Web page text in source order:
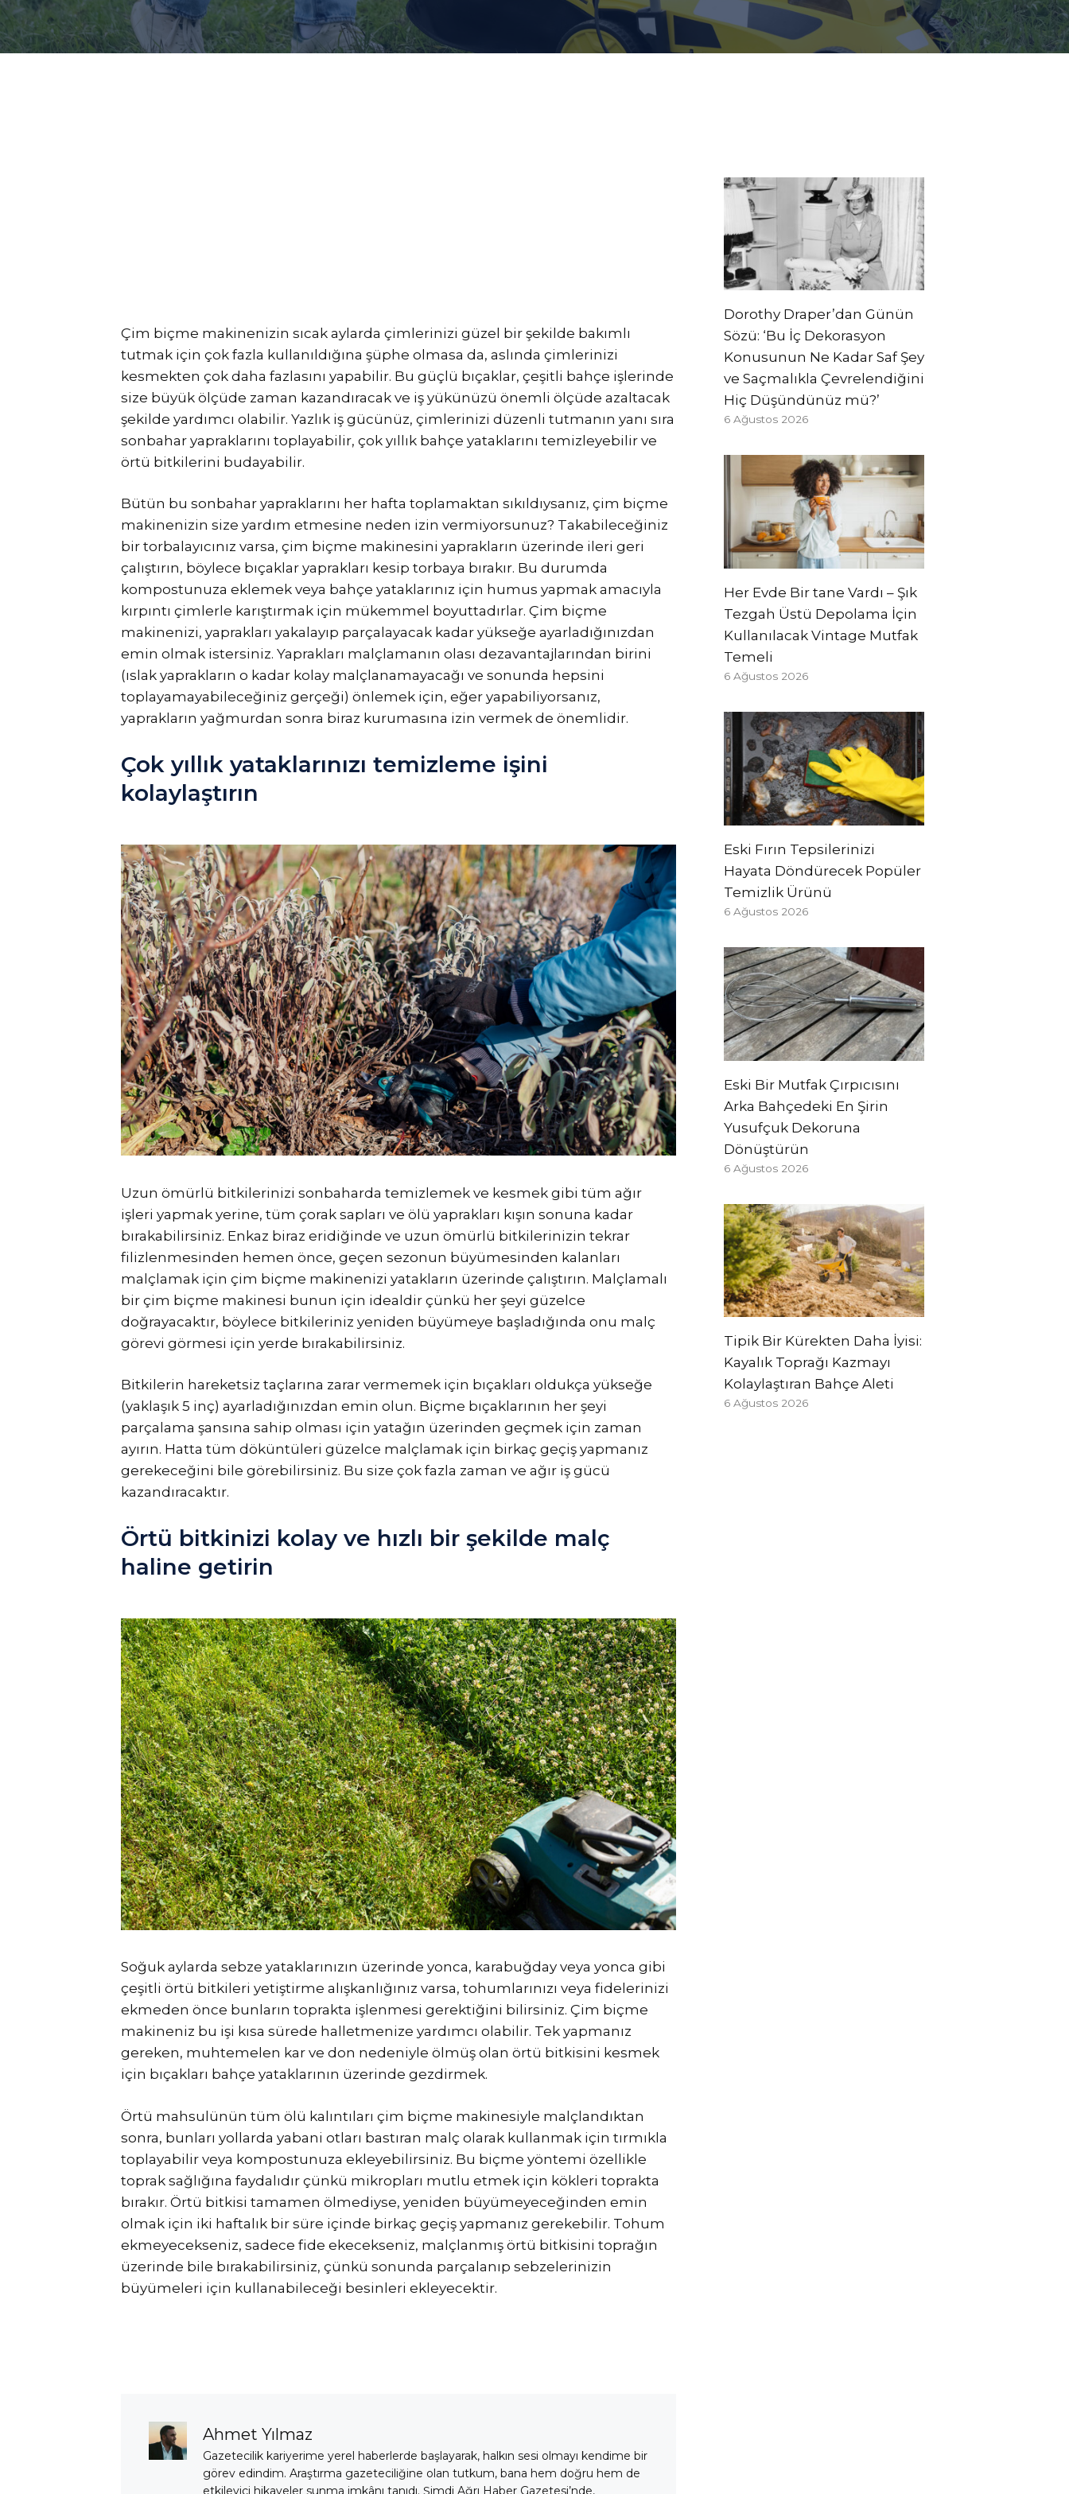
Çim biçme makinenizin sıcak aylarda çimlerinizi güzel bir şekilde bakımlı
tutmak için çok fazla kullanıldığına şüphe olmasa da, aslında çimlerinizi
kesmekten çok daha fazlasını yapabilir. Bu güçlü bıçaklar, çeşitli bahçe işlerinde
size büyük ölçüde zaman kazandıracak ve iş yükünüzü önemli ölçüde azaltacak
şekilde yardımcı olabilir. Yazlık iş gücünüz, çimlerinizi düzenli tutmanın yanı sıra
sonbahar yapraklarını toplayabilir, çok yıllık bahçe yataklarını temizleyebilir ve
örtü bitkilerini budayabilir.
Bütün bu sonbahar yapraklarını her hafta toplamaktan sıkıldıysanız, çim biçme
makinenizin size yardım etmesine neden izin vermiyorsunuz? Takabileceğiniz
bir torbalayıcınız varsa, çim biçme makinesini yaprakların üzerinde ileri geri
çalıştırın, böylece bıçaklar yaprakları kesip torbaya bırakır. Bu durumda
kompostunuza eklemek veya bahçe yataklarınız için humus yapmak amacıyla
kırpıntı çimlerle karıştırmak için mükemmel boyuttadırlar. Çim biçme
makinenizi, yaprakları yakalayıp parçalayacak kadar yükseğe ayarladığınızdan
emin olmak istersiniz. Yaprakları malçlamanın olası dezavantajlarından birini
(ıslak yaprakların o kadar kolay malçlanamayacağı ve sonunda hepsini
toplayamayabileceğiniz gerçeği) önlemek için, eğer yapabiliyorsanız,
yaprakların yağmurdan sonra biraz kurumasına izin vermek de önemlidir.
Çok yıllık yataklarınızı temizleme işini
kolaylaştırın
Uzun ömürlü bitkilerinizi sonbaharda temizlemek ve kesmek gibi tüm ağır
işleri yapmak yerine, tüm çorak sapları ve ölü yaprakları kışın sonuna kadar
bırakabilirsiniz. Enkaz biraz eridiğinde ve uzun ömürlü bitkilerinizin tekrar
filizlenmesinden hemen önce, geçen sezonun büyümesinden kalanları
malçlamak için çim biçme makinenizi yatakların üzerinde çalıştırın. Malçlamalı
bir çim biçme makinesi bunun için idealdir çünkü her şeyi güzelce
doğrayacaktır, böylece bitkileriniz yeniden büyümeye başladığında onu malç
görevi görmesi için yerde bırakabilirsiniz.
Bitkilerin hareketsiz taçlarına zarar vermemek için bıçakları oldukça yükseğe
(yaklaşık 5 inç) ayarladığınızdan emin olun. Biçme bıçaklarının her şeyi
parçalama şansına sahip olması için yatağın üzerinden geçmek için zaman
ayırın. Hatta tüm döküntüleri güzelce malçlamak için birkaç geçiş yapmanız
gerekeceğini bile görebilirsiniz. Bu size çok fazla zaman ve ağır iş gücü
kazandıracaktır.
Örtü bitkinizi kolay ve hızlı bir şekilde malç
haline getirin
Soğuk aylarda sebze yataklarınızın üzerinde yonca, karabuğday veya yonca gibi
çeşitli örtü bitkileri yetiştirme alışkanlığınız varsa, tohumlarınızı veya fidelerinizi
ekmeden önce bunların toprakta işlenmesi gerektiğini bilirsiniz. Çim biçme
makineniz bu işi kısa sürede halletmenize yardımcı olabilir. Tek yapmanız
gereken, muhtemelen kar ve don nedeniyle ölmüş olan örtü bitkisini kesmek
için bıçakları bahçe yataklarının üzerinde gezdirmek.
Örtü mahsulünün tüm ölü kalıntıları çim biçme makinesiyle malçlandıktan
sonra, bunları yollarda yabani otları bastıran malç olarak kullanmak için tırmıkla
toplayabilir veya kompostunuza ekleyebilirsiniz. Bu biçme yöntemi özellikle
toprak sağlığına faydalıdır çünkü mikropları mutlu etmek için kökleri toprakta
bırakır. Örtü bitkisi tamamen ölmediyse, yeniden büyümeyeceğinden emin
olmak için iki haftalık bir süre içinde birkaç geçiş yapmanız gerekebilir. Tohum
ekmeyecekseniz, sadece fide ekecekseniz, malçlanmış örtü bitkisini toprağın
üzerinde bile bırakabilirsiniz, çünkü sonunda parçalanıp sebzelerinizin
büyümeleri için kullanabileceği besinleri ekleyecektir.
Ahmet Yılmaz
Gazetecilik kariyerime yerel haberlerde başlayarak, halkın sesi olmayı kendime bir
görev edindim. Araştırma gazeteciliğine olan tutkum, bana hem doğru hem de
Dorothy Draper’dan Günün
Sözü: ‘Bu İç Dekorasyon
Konusunun Ne Kadar Saf Şey
ve Saçmalıkla Çevrelendiğini
Hiç Düşündünüz mü?’
6 Ağustos 2026
Her Evde Bir tane Vardı – Şık
Tezgah Üstü Depolama İçin
Kullanılacak Vintage Mutfak
Temeli
6 Ağustos 2026
Eski Fırın Tepsilerinizi
Hayata Döndürecek Popüler
Temizlik Ürünü
6 Ağustos 2026
Eski Bir Mutfak Çırpıcısını
Arka Bahçedeki En Şirin
Yusufçuk Dekoruna
Dönüştürün
6 Ağustos 2026
Tipik Bir Kürekten Daha İyisi:
Kayalık Toprağı Kazmayı
Kolaylaştıran Bahçe Aleti
6 Ağustos 2026